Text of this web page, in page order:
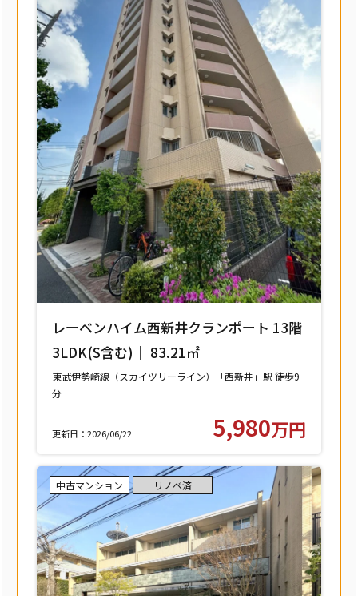
レーベンハイム西新井クランポート 13階
3LDK(S含む)｜ 83.21㎡
東武伊勢崎線（スカイツリーライン）「西新井」駅 徒歩9
分
更新日：2026/06/22 5,980万円
中古マンション リノベ済